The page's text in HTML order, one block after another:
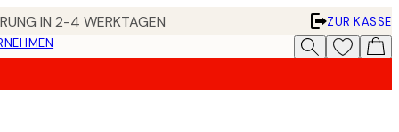
IN 2-4 WERKTAGEN
ZUR KASSE